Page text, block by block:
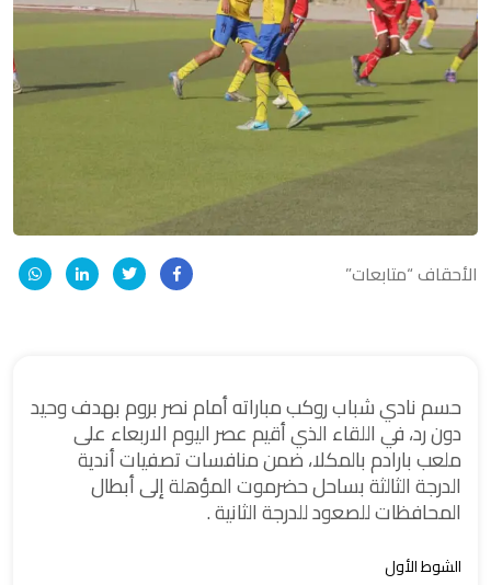
الأحقاف “متابعات”
حسم نادي شباب روكب مباراته أمام نصر بروم بهدف وحيد
دون رد، في اللقاء الذي أقيم عصر اليوم الاربعاء على
ملعب بارادم بالمكلا، ضمن منافسات تصفيات أندية
الدرجة الثالثة بساحل حضرموت المؤهلة إلى أبطال
المحافظات للصعود للدرجة الثانية .
الشوط الأول